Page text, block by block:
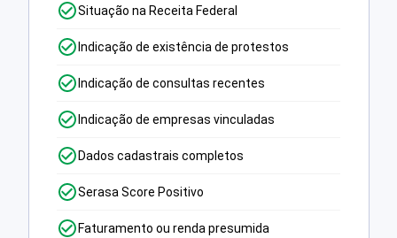
Situação na Receita Federal
Indicação de existência de protestos
Indicação de consultas recentes
Indicação de empresas vinculadas
Dados cadastrais completos
Serasa Score Positivo
Faturamento ou renda presumida